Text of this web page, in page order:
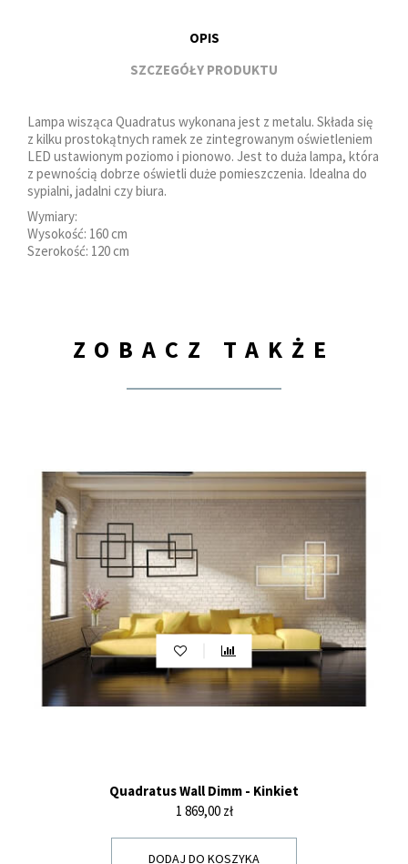
OPIS
SZCZEGÓŁY PRODUKTU
Lampa wisząca Quadratus wykonana jest z metalu. Składa się
z kilku prostokątnych ramek ze zintegrowanym oświetleniem
LED ustawionym poziomo i pionowo. Jest to duża lampa, która
z pewnością dobrze oświetli duże pomieszczenia. Idealna do
sypialni, jadalni czy biura.
Wymiary:
Wysokość: 160 cm
Szerokość: 120 cm
ZOBACZ TAKŻE
Quadratus Wall Dimm - Kinkiet
Cena
1 869,00 zł
DODAJ DO KOSZYKA